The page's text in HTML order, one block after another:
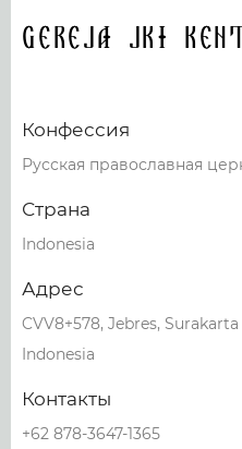
Gereja JKI
Конфессия
Русская православная
Страна
Indonesia
Адрес
CVV8+578, Jebres,
Indonesia
Контакты
+62 878-3647-1365